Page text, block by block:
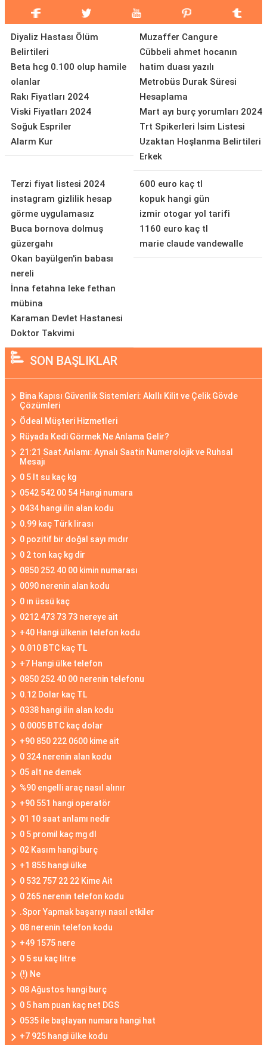
Diyaliz Hastası Ölüm
Belirtileri
Beta hcg 0.100 olup hamile
olanlar
Rakı Fiyatları 2024
Viski Fiyatları 2024
Soğuk Espriler
Alarm Kur
Muzaffer Cangure
Cübbeli ahmet hocanın
hatim duası yazılı
Metrobüs Durak Süresi
Hesaplama
Mart ayı burç yorumları 2024
Trt Spikerleri İsim Listesi
Uzaktan Hoşlanma Belirtileri
Erkek
Terzi fiyat listesi 2024
instagram gizlilik hesap
görme uygulamasız
Buca bornova dolmuş
güzergahı
Okan bayülgen'in babası
nereli
İnna fetahna leke fethan
mübina
Karaman Devlet Hastanesi
Doktor Takvimi
600 euro kaç tl
kopuk hangi gün
izmir otogar yol tarifi
1160 euro kaç tl
marie claude vandewalle
SON BAŞLIKLAR
Bina Kapısı Güvenlik Sistemleri: Akıllı Kilit ve Çelik Gövde
Çözümleri
Ödeal Müşteri Hizmetleri
Rüyada Kedi Görmek Ne Anlama Gelir?
21:21 Saat Anlamı: Aynalı Saatin Numerolojik ve Ruhsal
Mesajı
0 5 lt su kaç kg
0542 542 00 54 Hangi numara
0434 hangi ilin alan kodu
0.99 kaç Türk lirası
0 pozitif bir doğal sayı mıdır
0 2 ton kaç kg dir
0850 252 40 00 kimin numarası
0090 nerenin alan kodu
0 ın üssü kaç
0212 473 73 73 nereye ait
+40 Hangi ülkenin telefon kodu
0.010 BTC kaç TL
+7 Hangi ülke telefon
0850 252 40 00 nerenin telefonu
0.12 Dolar kaç TL
0338 hangi ilin alan kodu
0.0005 BTC kaç dolar
+90 850 222 0600 kime ait
0 324 nerenin alan kodu
05 alt ne demek
%90 engelli araç nasıl alınır
+90 551 hangi operatör
01 10 saat anlamı nedir
0 5 promil kaç mg dl
02 Kasım hangi burç
+1 855 hangi ülke
0 532 757 22 22 Kime Ait
0 265 nerenin telefon kodu
.Spor Yapmak başarıyı nasıl etkiler
08 nerenin telefon kodu
+49 1575 nere
0 5 su kaç litre
(!) Ne
08 Ağustos hangi burç
0 5 ham puan kaç net DGS
0535 ile başlayan numara hangi hat
+7 925 hangi ülke kodu